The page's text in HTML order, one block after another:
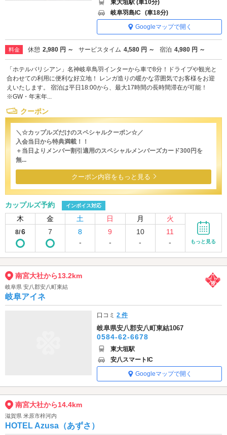
東大垣駅 (車10分)
岐阜羽島IC (車18分)
Googleマップで開く
料金 休憩 2,980 円 ～ サービスタイム 4,580 円 ～ 宿泊 4,980 円 ～
「ホテルバリシアン」名神岐阜鳥羽インターから車で8分！ドライブや観光と
合わせての利用に便利な好立地！ レンガ造りの暖かな雰囲気でお客様をお迎
えいたします。 宿泊は平日18:00から、最大17時間の長時間滞在が可能！
※GW・年末年...
クーポン
＼☆カップルズだけのスペシャルクーポン☆／
入会当日から特典満載！！
＋当日よりメンバー割引適用のスペシャルメンバーズカード300円を
無...
クーポン内容をもっと見る
カップルズ予約 インボイス対応
木 金 土 日 月 火
8/6 7
8
-
9
-
10
-
11
-
もっと見る
南宮大社から13.2km
岐阜県 安八郡安八町東結
岐阜アイネ
口コミ2 件
岐阜県安八郡安八町東結1067
0584-62-6678
東大垣駅
安八スマートIC
Googleマップで開く
南宮大社から14.4km
滋賀県 米原市梓河内
HOTEL Azusa（あずさ）